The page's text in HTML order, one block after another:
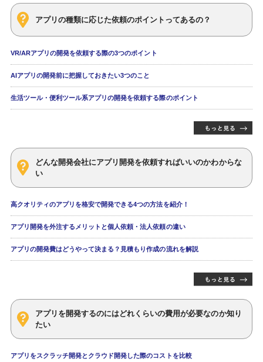
アプリの種類に応じた依頼のポイントってあるの？
VR/ARアプリの開発を依頼する際の3つのポイント
AIアプリの開発前に把握しておきたい3つのこと
生活ツール・便利ツール系アプリの開発を依頼する際のポイント
どんな開発会社にアプリ開発を依頼すればいいのかわからな
い
高クオリティのアプリを格安で開発できる4つの方法を紹介！
アプリ開発を外注するメリットと個人依頼・法人依頼の違い
アプリの開発費はどうやって決まる？見積もり作成の流れを解説
アプリを開発するのにはどれくらいの費用が必要なのか知り
たい
アプリをスクラッチ開発とクラウド開発した際のコストを比較